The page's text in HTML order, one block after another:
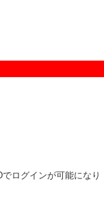
ログインが可能になり